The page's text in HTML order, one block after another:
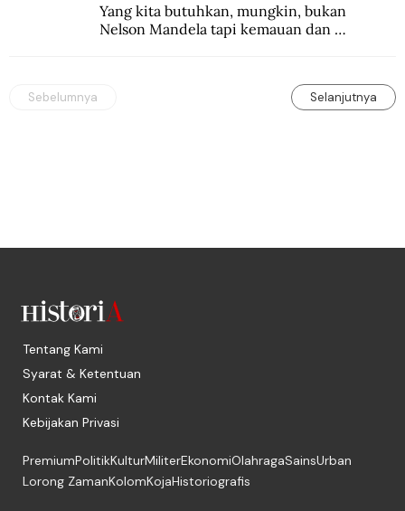
Yang kita butuhkan, mungkin, bukan
Nelson Mandela tapi kemauan dan
Sebelumnya Selanjutnya
Tentang Kami
Syarat & Ketentuan
Kontak Kami
Kebijakan Privasi
PremiumPolitikKulturMiliterEkonomiOlahragaSainsUrban
Lorong ZamanKolomKojaHistoriografis